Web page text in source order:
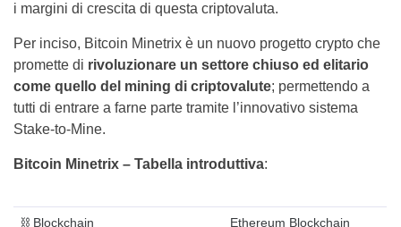
i margini di crescita di questa criptovaluta.
Per inciso, Bitcoin Minetrix è un nuovo progetto crypto che
promette di rivoluzionare un settore chiuso ed elitario
come quello del mining di criptovalute; permettendo a
tutti di entrare a farne parte tramite l’innovativo sistema
Stake-to-Mine.
Bitcoin Minetrix – Tabella introduttiva:
⛓ Blockchain Ethereum Blockchain